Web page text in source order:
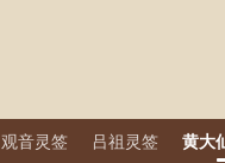
观音灵签 吕祖灵签 黄大